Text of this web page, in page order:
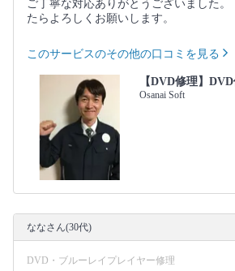
ご丁寧な対応ありがとうございました。
たらよろしくお願いします。
このサービスのその他の口コミを見る
【DVD修理】
Osanai Soft
ななさん(30代)
DVD・ブルーレイプレイヤー修理